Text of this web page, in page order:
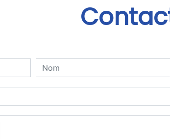
le bandeau des